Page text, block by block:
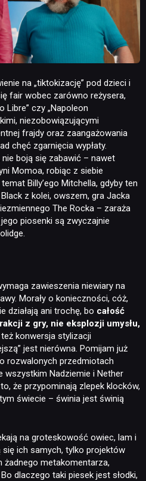
na „tiktokizację” pod dzieci i
fair wobec zarówno reżysera,
Libre” czy „Napoleon
niezobowiązującymi
frajdy oraz zaangażowania
chęć zgarnięcia wypłaty.
boją się zabawić – nawet
Momoa, robiąc z siebie
Billy’ego Mitchella, gdyby ten
z kolei, owszem, gra Jacka
The Rocka – zaraża
piosenki są zwyczajnie
zawieszenia niewiary na
Morały o konieczności, cóż,
działają ani trochę, bo całość
z gry, nie eksplozji umysłu,
konwersja stylizacji
jest nierówna. Pomijam już
rozwalonych przedmiotach
wszystkim Nadziemie i Nether
że przypominają zlepek klocków,
świecie – świnia jest świnią
na groteskowość owiec, lam i
się ich samych, tylko projektów
metakomentarza,
dlaczego taki piesek jest słodki,